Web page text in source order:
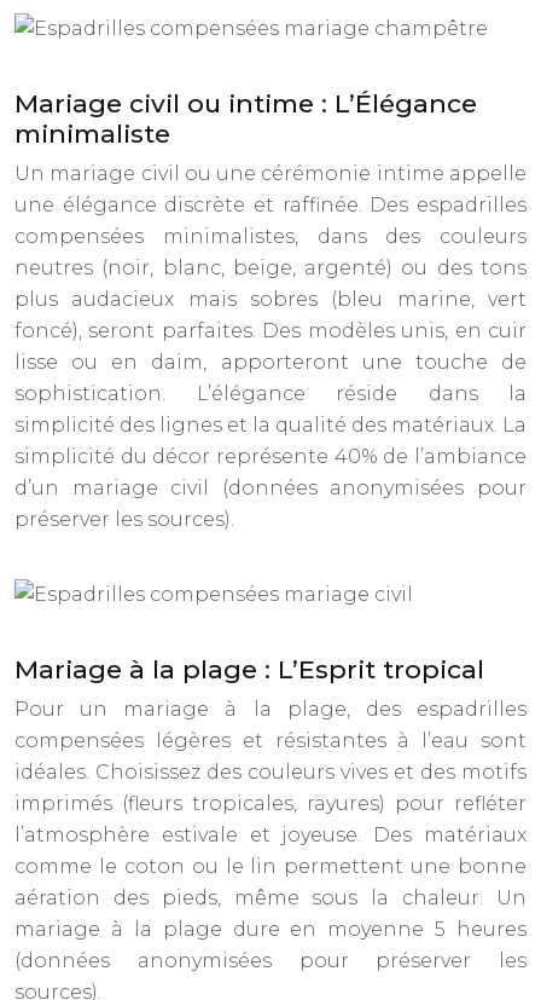
Mariage civil ou intime : L’Élégance
minimaliste
Un mariage civil ou une cérémonie intime appelle
une élégance discrète et raffinée. Des espadrilles
compensées minimalistes, dans des couleurs
neutres (noir, blanc, beige, argenté) ou des tons
plus audacieux mais sobres (bleu marine, vert
foncé), seront parfaites. Des modèles unis, en cuir
lisse ou en daim, apporteront une touche de
sophistication. L’élégance réside dans la
simplicité des lignes et la qualité des matériaux. La
simplicité du décor représente 40% de l’ambiance
d’un mariage civil (données anonymisées pour
préserver les sources).
Mariage à la plage : L’Esprit tropical
Pour un mariage à la plage, des espadrilles
compensées légères et résistantes à l’eau sont
idéales. Choisissez des couleurs vives et des motifs
imprimés (fleurs tropicales, rayures) pour refléter
l’atmosphère estivale et joyeuse. Des matériaux
comme le coton ou le lin permettent une bonne
aération des pieds, même sous la chaleur. Un
mariage à la plage dure en moyenne 5 heures
(données anonymisées pour préserver les
sources).